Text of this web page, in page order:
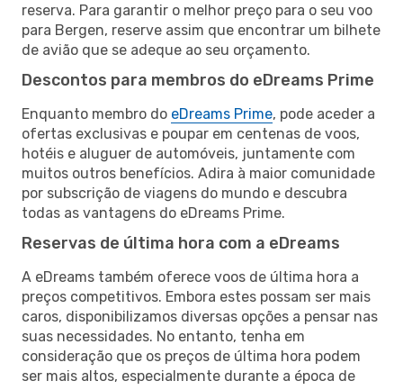
reserva. Para garantir o melhor preço para o seu voo
para Bergen, reserve assim que encontrar um bilhete
de avião que se adeque ao seu orçamento.
Descontos para membros do eDreams Prime
Enquanto membro do eDreams Prime, pode aceder a
ofertas exclusivas e poupar em centenas de voos,
hotéis e aluguer de automóveis, juntamente com
muitos outros benefícios. Adira à maior comunidade
por subscrição de viagens do mundo e descubra
todas as vantagens do eDreams Prime.
Reservas de última hora com a eDreams
A eDreams também oferece voos de última hora a
preços competitivos. Embora estes possam ser mais
caros, disponibilizamos diversas opções a pensar nas
suas necessidades. No entanto, tenha em
consideração que os preços de última hora podem
ser mais altos, especialmente durante a época de